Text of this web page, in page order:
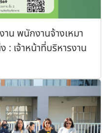
น พนักงานจ้างเหมา
: เจ้าหน้าที่บริหารงาน